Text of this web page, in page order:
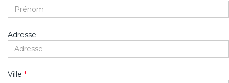
Adresse
Ville *